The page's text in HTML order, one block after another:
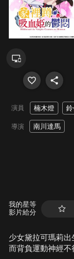
演員 楠木燈
導演 南川達馬
我的星等
影片給分
少女黛拉可瑪莉
而背負運動神經不